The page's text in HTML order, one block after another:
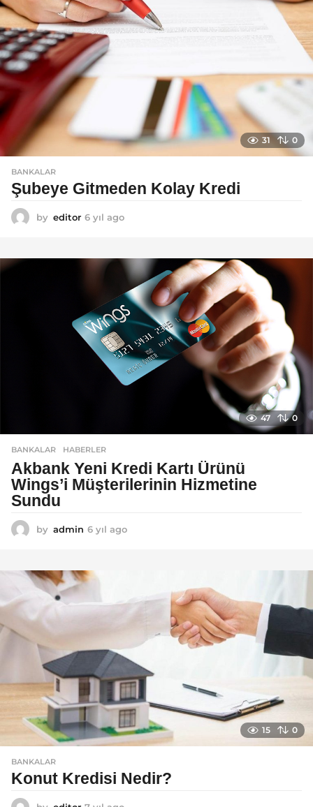
31 0
BANKALAR
Şubeye Gitmeden Kolay Kredi
by editor 6 yıl ago
l
a
g
o
47 0
BANKALAR ,HABERLER
Akbank Yeni Kredi Kartı Ürünü
Wings’i Müşterilerinin Hizmetine
Sundu
by admin 6 yıl ago
15 0
BANKALAR
Konut Kredisi Nedir?